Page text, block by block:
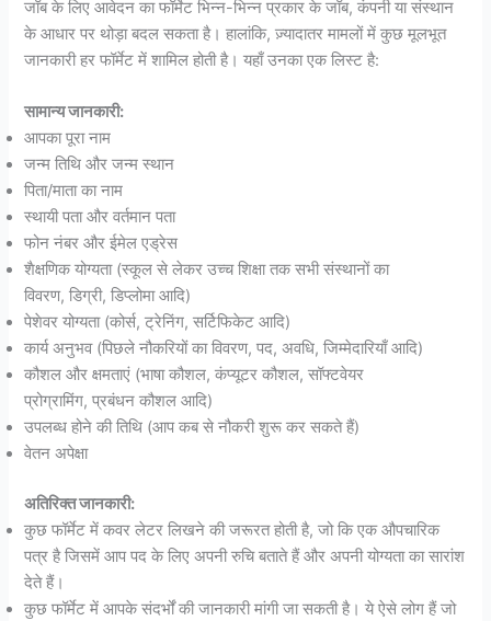
जॉब के लिए आवेदन का फॉर्मेट भिन्न-भिन्न प्रकार के जॉब, कंपनी या संस्थान
के आधार पर थोड़ा बदल सकता है। हालांकि, ज़्यादातर मामलों में कुछ मूलभूत
जानकारी हर फॉर्मेट में शामिल होती है। यहाँ उनका एक लिस्ट है:
सामान्य जानकारी:
आपका पूरा नाम
जन्म तिथि और जन्म स्थान
पिता/माता का नाम
स्थायी पता और वर्तमान पता
फोन नंबर और ईमेल एड्रेस
शैक्षणिक योग्यता (स्कूल से लेकर उच्च शिक्षा तक सभी संस्थानों का
विवरण, डिग्री, डिप्लोमा आदि)
पेशेवर योग्यता (कोर्स, ट्रेनिंग, सर्टिफिकेट आदि)
कार्य अनुभव (पिछले नौकरियों का विवरण, पद, अवधि, जिम्मेदारियाँ आदि)
कौशल और क्षमताएं (भाषा कौशल, कंप्यूटर कौशल, सॉफ्टवेयर
प्रोग्रामिंग, प्रबंधन कौशल आदि)
उपलब्ध होने की तिथि (आप कब से नौकरी शुरू कर सकते हैं)
वेतन अपेक्षा
अतिरिक्त जानकारी:
कुछ फॉर्मेट में कवर लेटर लिखने की जरूरत होती है, जो कि एक औपचारिक
पत्र है जिसमें आप पद के लिए अपनी रुचि बताते हैं और अपनी योग्यता का सारांश
देते हैं।
कुछ फॉर्मेट में आपके संदर्भों की जानकारी मांगी जा सकती है। ये ऐसे लोग हैं जो